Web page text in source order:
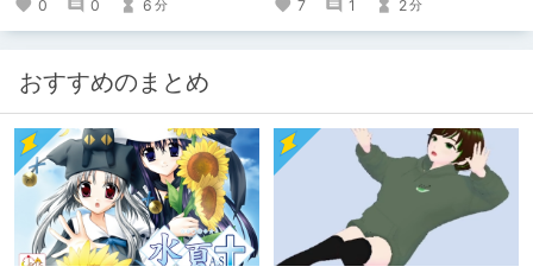
0
0 6 分
7
1 2分
おすすめのまとめ